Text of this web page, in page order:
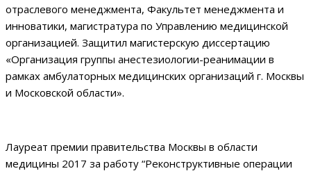
отраслевого менеджмента, Факультет менеджмента и
инноватики, магистратура по Управлению медицинской
организацией. Защитил магистерскую диссертацию
«Организация группы анестезиологии-реанимации в
рамках амбулаторных медицинских организаций г. Москвы
и Московской области».
Лауреат премии правительства Москвы в области
медицины 2017 за работу “Реконструктивные операции